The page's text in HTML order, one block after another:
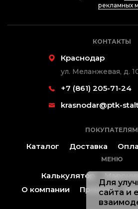
рекламных
КОНТАКТЫ
Краснодар
ул. Меланжевая, д.
+7 (861) 205-71-24
krasnodar@ptk-
ПОКУПАТЕЛЯМ
Каталог Доставка
МЕНЮ
Калькулятор
О компании
Проекты
Для
сайта и